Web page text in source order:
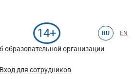
14+ RU EN
образовательной организации
Вход для сотрудников